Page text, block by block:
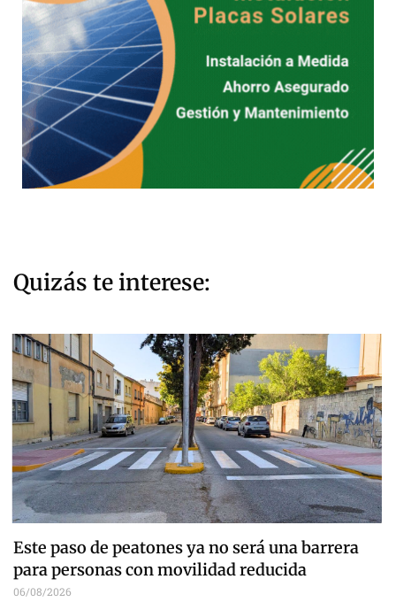
Quizás te interese:
Este paso de peatones ya no será una barrera
para personas con movilidad reducida
06/08/2026